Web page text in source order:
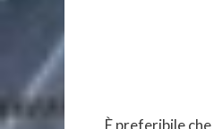
È preferibile